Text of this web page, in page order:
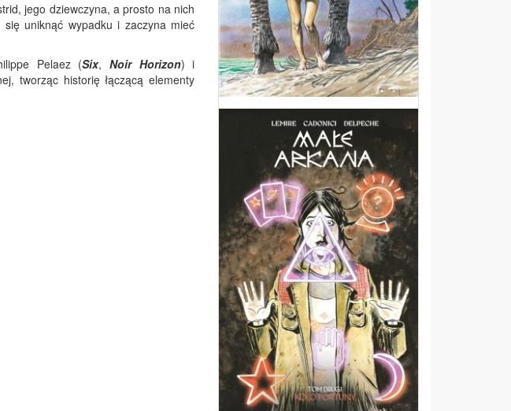
jego dziewczyna, a prosto na nich
uniknąć wypadku i zaczyna mieć
Pelaez (Six, Noir Horizon) i
tworząc historię łączącą elementy